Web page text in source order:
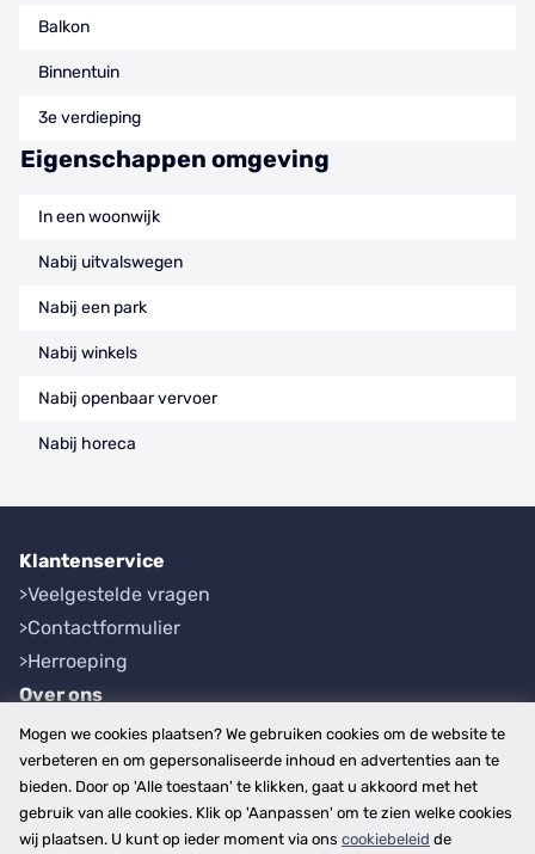
Balkon
Binnentuin
3e verdieping
Eigenschappen omgeving
In een woonwijk
Nabij uitvalswegen
Nabij een park
Nabij winkels
Nabij openbaar vervoer
Nabij horeca
Klantenservice
Veelgestelde vragen
Contactformulier
Herroeping
Over ons
Bedrijfsgegevens
Werkwijze
Overzichten
Plaatsen
Mogen we cookies plaatsen? We gebruiken cookies om de website te
verbeteren en om gepersonaliseerde inhoud en advertenties aan te
bieden. Door op 'Alle toestaan' te klikken, gaat u akkoord met het
gebruik van alle cookies. Klik op 'Aanpassen' om te zien welke cookies
wij plaatsen. U kunt op ieder moment via ons cookiebeleid de